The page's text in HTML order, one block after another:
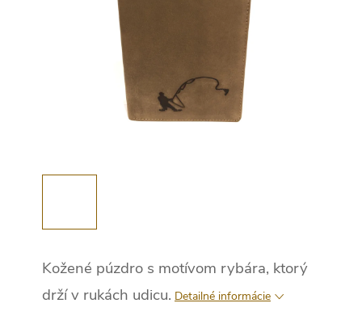
Kožené púzdro s motívom rybára, ktorý
drží v rukách udicu. Detailné informácie